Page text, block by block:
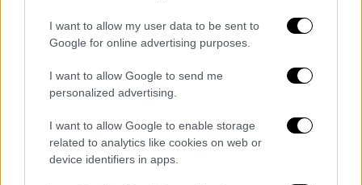
I want to allow my user data to be sent to
Google for online advertising purposes.
I want to allow Google to send me
personalized advertising.
I want to allow Google to enable storage
related to analytics like cookies on web or
device identifiers in apps.
πρόβα θα έχει τεράστια σημασία, αφού
οποιοδήποτε λάθος ή αντίθετα μια
εντυπωσιακή παρουσία μπορεί να παίξει
καθοριστικό ρόλο στην πρόκριση και στα
γραφεία των στοιχημάτων